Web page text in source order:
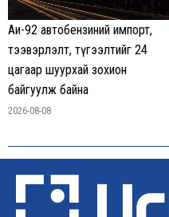
Аи-92 автобензиний импорт,
тээвэрлэлт, түгээлтийг 24
цагаар шуурхай зохион
байгуулж байна
2026-08-08